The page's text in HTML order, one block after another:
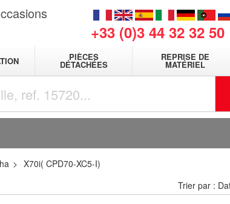
+33 (0)3 44 32 32 50
PIÈCES
DÉTACHÉES
REPRISE DE
MATÉRIEL
X70i( CPD70-XC5-I)
Trier par :